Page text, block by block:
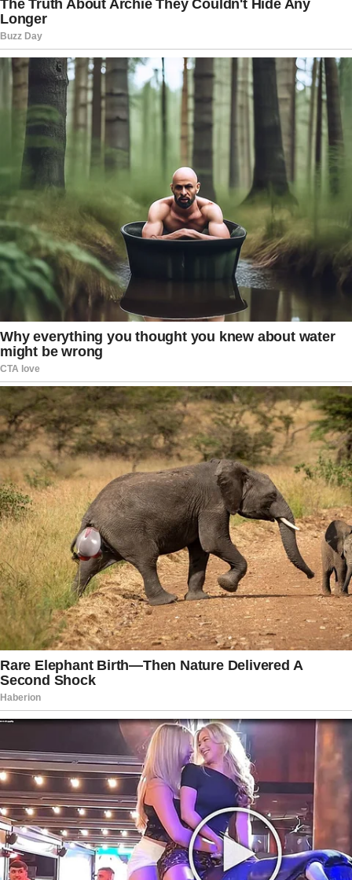
aumentam as especulações sobre qual será seu
papel nas eleições.
Entre aliados, existe a percepção de que a ex-
primeira-dama enfrenta um período de forte
pressão. Pessoas que acompanham sua rotina
afirmam que o desgaste provocado pelos
acontecimentos recentes acabou aumentando a
necessidade de um tempo para reorganizar
ideias e avaliar os próximos movimentos com
mais tranquilidade.
Enquanto isso, integrantes do grupo político
observam atentamente os desdobramentos.
Muitos defendem que uma solução negociada
seria o melhor caminho para evitar novos
desgastes públicos, mas reconhecem que, até o
momento, não existem sinais concretos de
aproximação entre Michelle e Flávio.
O episódio também evidencia como divergências
pessoais podem ultrapassar o ambiente familiar e
produzir reflexos diretos na estratégia de um
grupo político. Em momentos de pré-campanha,
cada declaração e cada posicionamento acabam
sendo analisados com atenção por aliados,
adversários e eleitores.
Por enquanto, o cenário permanece indefinido.
Sem um plano político anunciado e sem
perspectivas de reconciliação imediata, a
expectativa gira em torno dos próximos passos
da ex-primeira-dama. Até que uma nova decisão
seja tomada, o assunto deve continuar ocupando
espaço nas conversas de bastidores e
alimentando especulações sobre os rumos do